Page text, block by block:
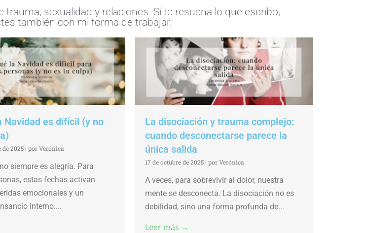
sexualidad y relaciones. Si te resuena lo que escribo,
también con mi forma de trabajar.
Navidad es difícil (y no
de 2025 | por Verónica
siempre es alegría. Para
estas fechas activan
emocionales y un
interno....
La disociación y trauma complejo:
cuando desconectarse parece la
única salida
17 de octubre de 2025 | por Verónica
A veces, para sobrevivir al dolor, nuestra
mente se desconecta. La disociación no es
debilidad, sino una forma profunda de...
Leer más →